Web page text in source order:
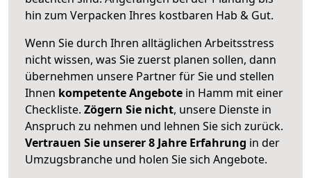
hin zum Verpacken Ihres kostbaren Hab & Gut.
Wenn Sie durch Ihren alltäglichen Arbeitsstress
nicht wissen, was Sie zuerst planen sollen, dann
übernehmen unsere Partner für Sie und stellen
Ihnen kompetente Angebote in Hamm mit einer
Checkliste. Zögern Sie nicht, unsere Dienste in
Anspruch zu nehmen und lehnen Sie sich zurück.
Vertrauen Sie unserer 8 Jahre Erfahrung in der
Umzugsbranche und holen Sie sich Angebote.